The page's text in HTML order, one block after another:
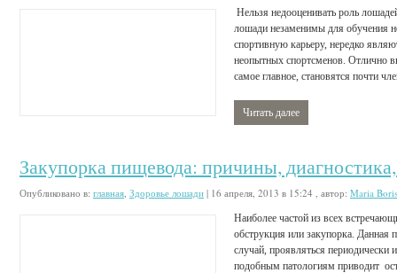
Нельзя недооценивать роль
лошади незаменимы для обучения
спортивную карьеру, нередко
неопытных спортсменов. Отлично
самое главное, становятся почти
Читать далее
Закупорка пищевода: причины,
Опубликовано в: главная, Здоровье лошади | 16 апреля, 2013 в 15:24 , автор: Maria
Наиболее частой из всех
обструкция или закупорка. Данная
случай, проявляться
подобным патологиям приводит